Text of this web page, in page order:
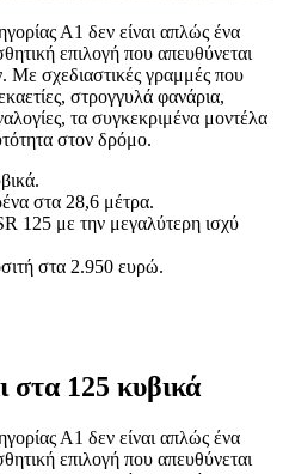
Α1 δεν είναι απλώς ένα
επιλογή που απευθύνεται
Με σχεδιαστικές γραμμές που
στρογγυλά φανάρια,
τα συγκεκριμένα μοντέλα
στον δρόμο.
στα 28,6 μέτρα.
125 με την μεγαλύτερη ισχύ
στα 2.950 ευρώ.
στα 125 κυβικά
Α1 δεν είναι απλώς ένα
επιλογή που απευθύνεται